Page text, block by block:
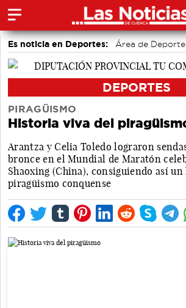
Es noticia en Deportes: Área de
Motor
Bolos conquenses
DEPORTES
PIRAGÜISMO
Historia viva del
Arantza y Celia Toledo lograron
bronce en el Mundial de Maratón
Shaoxing (China), consiguiendo así
piragüismo conquense